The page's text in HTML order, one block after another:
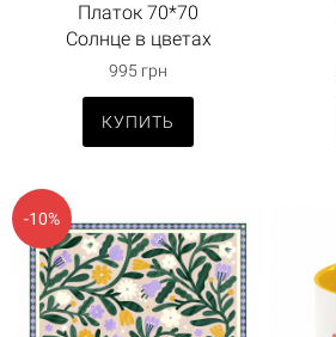
Платок 70*70
Солнце в цветах
995 грн
КУПИТЬ
-10%